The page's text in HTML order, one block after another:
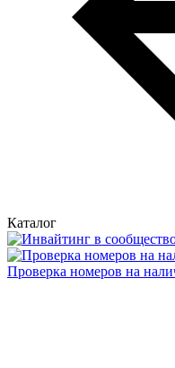
Каталог
Проверка номеров на